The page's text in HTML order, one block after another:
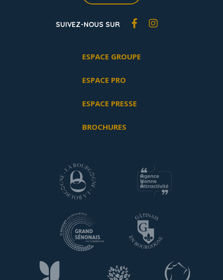
SUIVEZ-NOUS SUR
ESPACE GROUPE
ESPACE PRO
ESPACE PRESSE
BROCHURES